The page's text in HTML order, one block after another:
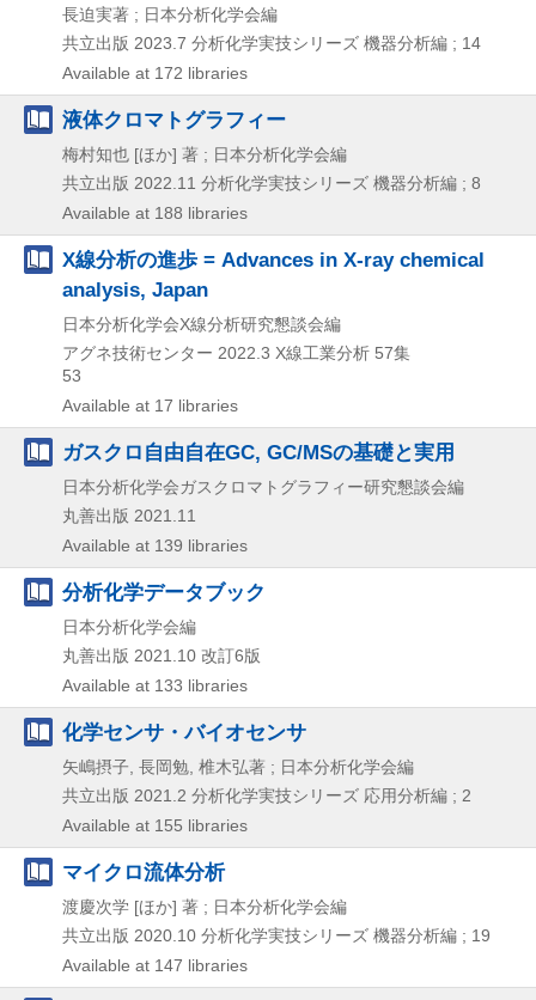
長迫実著 ; 日本分析化学会編
共立出版 2023.7 分析化学実技シリーズ 機器分析編 ; 14
Available at 172 libraries
液体クロマトグラフィー
梅村知也 [ほか] 著 ; 日本分析化学会編
共立出版 2022.11 分析化学実技シリーズ 機器分析編 ; 8
Available at 188 libraries
X線分析の進歩 = Advances in X-ray chemical
analysis, Japan
日本分析化学会X線分析研究懇談会編
アグネ技術センター 2022.3 X線工業分析 57集
53
Available at 17 libraries
ガスクロ自由自在GC, GC/MSの基礎と実用
日本分析化学会ガスクロマトグラフィー研究懇談会編
丸善出版 2021.11
Available at 139 libraries
分析化学データブック
日本分析化学会編
丸善出版 2021.10 改訂6版
Available at 133 libraries
化学センサ・バイオセンサ
矢嶋摂子, 長岡勉, 椎木弘著 ; 日本分析化学会編
共立出版 2021.2 分析化学実技シリーズ 応用分析編 ; 2
Available at 155 libraries
マイクロ流体分析
渡慶次学 [ほか] 著 ; 日本分析化学会編
共立出版 2020.10 分析化学実技シリーズ 機器分析編 ; 19
Available at 147 libraries